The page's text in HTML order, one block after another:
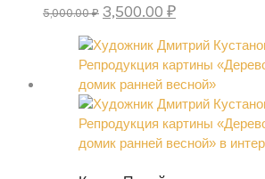
5,000.00 ₽ Original
was:
5,000.00 ₽.
3,500.00 ₽Current
is:
3,500.00 ₽.